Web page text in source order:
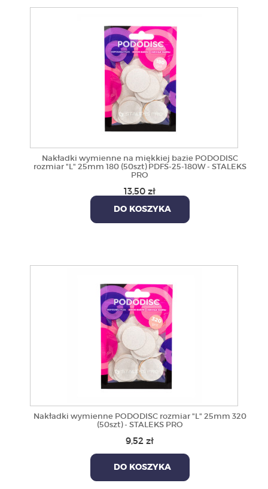
Nakładki wymienne na miękkiej bazie PODODISC
rozmiar "L" 25mm 180 (50szt) PDFS-25-180W - STALEKS
PRO
13,50 zł
DO KOSZYKA
Nakładki wymienne PODODISC rozmiar "L" 25mm 320
(50szt) - STALEKS PRO
9,52 zł
DO KOSZYKA